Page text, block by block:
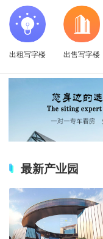
出租写字楼 出售写字楼
最新产业园